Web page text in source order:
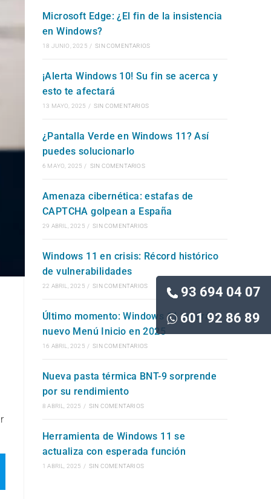
93 694 04 07
601 92 86 89
Microsoft Edge: ¿El fin de la insistencia
en Windows?
18 JUNIO, 2025 / SIN COMENTARIOS
¡Alerta Windows 10! Su fin se acerca y
esto te afectará
13 MAYO, 2025 / SIN COMENTARIOS
¿Pantalla Verde en Windows 11? Así
puedes solucionarlo
6 MAYO, 2025 / SIN COMENTARIOS
Amenaza cibernética: estafas de
CAPTCHA golpean a España
29 ABRIL, 2025 / SIN COMENTARIOS
Windows 11 en crisis: Récord histórico
de vulnerabilidades
22 ABRIL, 2025 / SIN COMENTARIOS
Último momento: Windows 11 tendrá
nuevo Menú Inicio en 2025
16 ABRIL, 2025 / SIN COMENTARIOS
Nueva pasta térmica BNT-9 sorprende
por su rendimiento
8 ABRIL, 2025 / SIN COMENTARIOS
Herramienta de Windows 11 se
actualiza con esperada función
1 ABRIL, 2025 / SIN COMENTARIOS